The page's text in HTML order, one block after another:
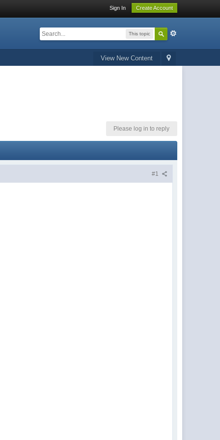
Sign In Create Account
This topic
View New Content
Please log in to reply
#1